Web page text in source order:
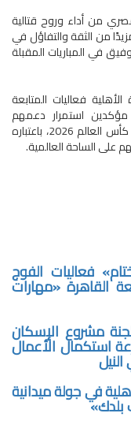
من أداء وروح قتالية
من الثقة والتفاؤل في
في المباريات المقبلة
فعاليات المتابعة
مؤكدين استمرار دعمهم
ومساندتهم للمنتخب الوطني خلال مشواره في كأس العالم 2026، باعتباره
على الساحة العالمية.
فعاليات الفوج
القاهرة «مهارات
مشروع الإسكان
استكمال الأعمال
في جولة ميدانية
بلدك»